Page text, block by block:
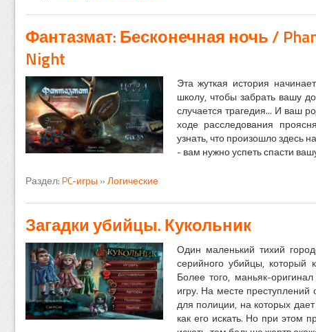
Фантазмат: Бесконечная ночь /
Night
Эта жуткая история
школу, чтобы забрать вашу
случается трагедия... И ваш
ходе расследования
узнать, что произошло здесь
- вам нужно успеть спасти
Раздел:PC-игры»Логические
Загадки убийцы. Кукольник
Один маленький тихий
серийного убийцы,
Более того, маньяк-
игру. На месте преступлений
для полиции, на которых
как его искать. Но при этом